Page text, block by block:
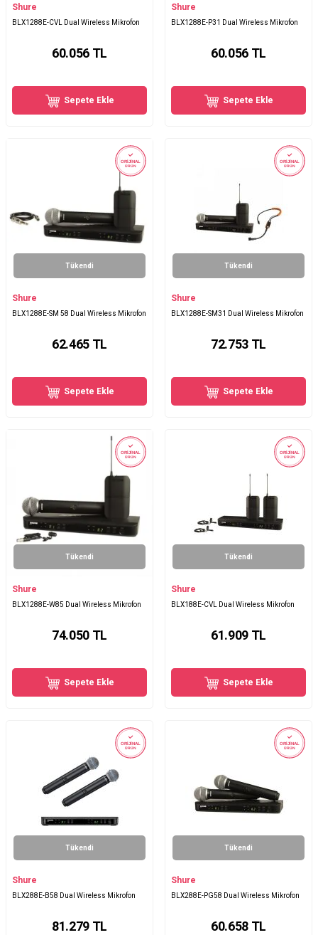
Shure
BLX1288E-CVL Dual Wireless Mikrofon
60.056TL
Sepete Ekle
Shure
BLX1288E-P31 Dual Wireless Mikrofon
60.056TL
Sepete Ekle
Tükendi
ORİJİNAL
ÜRÜN
Shure
BLX1288E-SM 58 Dual Wireless Mikrofon
62.465TL
Sepete Ekle
Tükendi
ORİJİNAL
ÜRÜN
Shure
BLX1288E-SM31 Dual Wireless Mikrofon
72.753TL
Sepete Ekle
Tükendi
ORİJİNAL
ÜRÜN
Shure
BLX1288E-W85 Dual Wireless Mikrofon
74.050TL
Sepete Ekle
Tükendi
ORİJİNAL
ÜRÜN
Shure
BLX188E-CVL Dual Wireless Mikrofon
61.909TL
Sepete Ekle
Tükendi
ORİJİNAL
ÜRÜN
Shure
BLX288E-B58 Dual Wireless Mikrofon
81.279TL
Tükendi
ORİJİNAL
ÜRÜN
Shure
BLX288E-PG58 Dual Wireless Mikrofon
60.658TL